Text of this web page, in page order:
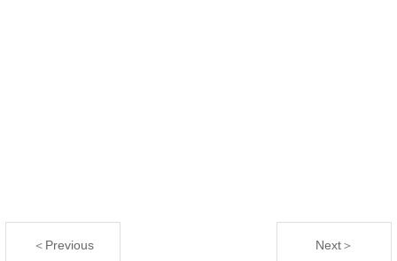
＜Previous Next＞